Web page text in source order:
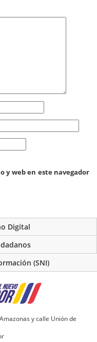
y web en este navegador
Digital
(SNI)
y calle Unión de